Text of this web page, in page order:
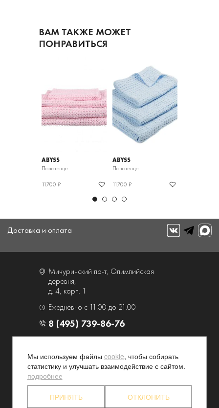
ВАМ ТАКЖЕ МОЖЕТ
ПОНРАВИТЬСЯ
ABYSS
Полотенце
11700 ₽
ABYSS
Полотенце
11700 ₽
Доставка и оплата
Мичуринский пр-т, Олимпийская
деревня,
д. 4, корп. 1
Ежедневно с 11.00 до 21.00
8 (495) 739-86-76
Контакты и схема проезда
Наши преимущества
Программа лояльности
Партнерские программы
Конфиденциальность
Акционерам
Мы используем файлы cookie, чтобы собирать
статистику и улучшать взаимодействие с сайтом.
подробнее
ПРИНЯТЬ ОТКЛОНИТЬ